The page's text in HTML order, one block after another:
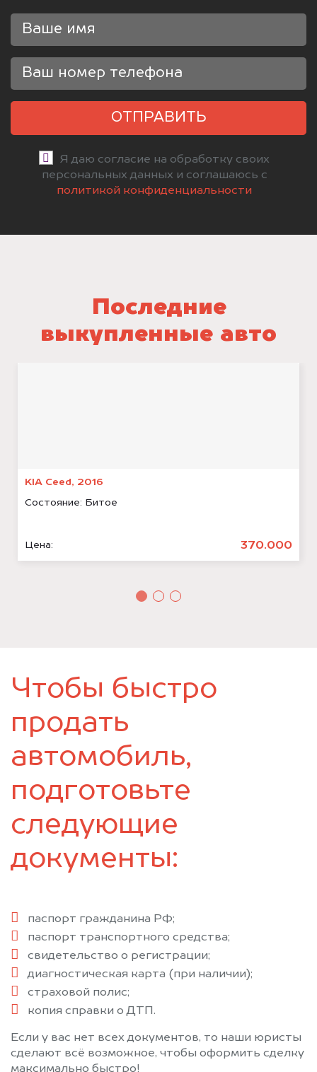
ОТПРАВИТЬ
Я даю согласие на обработку своих
персональных данных и соглашаюсь с
политикой конфиденциальности
Последние
выкупленные авто
KIA Ceed, 2016
Состояние: Битое
Цена: 370.000
Чтобы быстро
продать
автомобиль,
подготовьте
следующие
документы:
паспорт гражданина РФ;
паспорт транспортного средства;
свидетельство о регистрации;
диагностическая карта (при наличии);
страховой полис;
копия справки о ДТП.
Если у вас нет всех документов, то наши юристы
сделают всё возможное, чтобы оформить сделку
максимально быстро!